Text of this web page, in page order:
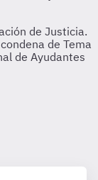
de Justicia.
de Tema
de Ayudantes